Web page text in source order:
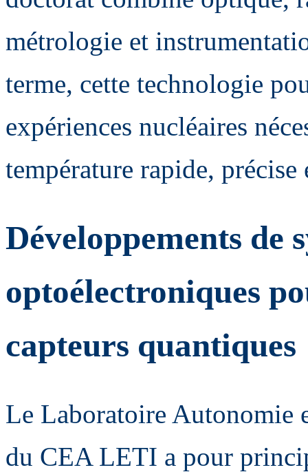
métrologie et
terme, cette technologie
expériences nucléaires
température rapide,
Développements de
optoélectroniques
capteurs quantiques
Le Laboratoire Autonomie
du CEA LETI a pour